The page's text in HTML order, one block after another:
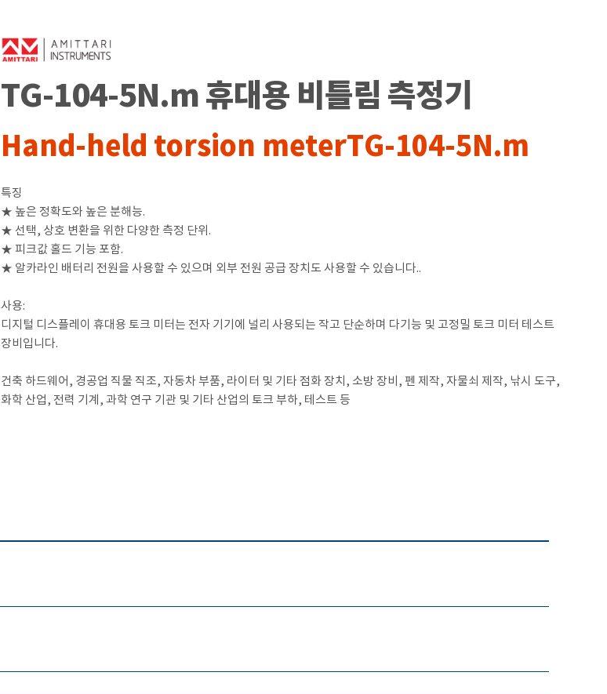
TG-104-5N.m 휴대용 비틀림 측정기
Hand-held torsion meterTG-104-5N.m
특징
★ 높은 정확도와 높은 분해능.
★ 선택, 상호 변환을 위한 다양한 측정 단위.
★ 피크값 홀드 기능 포함.
★ 알카라인 배터리 전원을 사용할 수 있으며 외부 전원 공급 장치도 사용할 수 있습니다..
사용:
디지털 디스플레이 휴대용 토크 미터는 전자 기기에 널리 사용되는 작고 단순하며 다기능 및 고정밀 토크 미터 테스트
장비입니다.
건축 하드웨어, 경공업 직물 직조, 자동차 부품, 라이터 및 기타 점화 장치, 소방 장비, 펜 제작, 자물쇠 제작, 낚시 도구,
화학 산업, 전력 기계, 과학 연구 기관 및 기타 산업의 토크 부하, 테스트 등